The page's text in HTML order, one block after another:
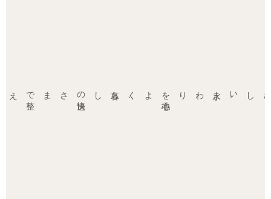
。
水まわりを心地よく
、
暮らしの
快適
さまで
整
えてくれる